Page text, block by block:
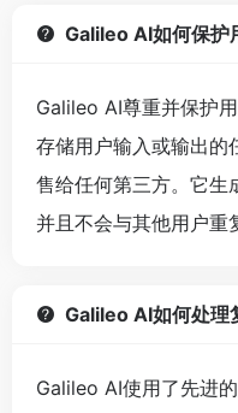
Galileo AI如何保护
Galileo AI尊重并保护
存储用户输入或输出的
售给任何第三方。它生
并且不会与其他用户重
Galileo AI如何处理
Galileo AI使用了先进